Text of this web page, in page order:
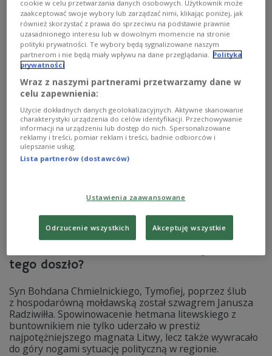
znosił dawniej" - pisał hetman Janusz Radziwiłł do
swojego stryjecznego brata Bogusława po rozpoczęciu
rozmów ze Szwedami latem 1655 roku. Już wówczas
nieprzychylni zarzucali mu zdradę i przygotowywanie
antykrólewskiego spisku. Jaką w rzeczywistości rolę
odegrał Janusz Radziwiłł w czasie potopu szwedzkiego?
Zobacz więcej na temat:potop szwedzki historia Polski
Litwa
Henryk Sienkiewicz
tego doszło?
Syn Bohdana Chmielnickiego, Tymofiej, poprzez ślub
z hospodarówną mołdawską został szwagrem Janusza
Radziwiłła. Spowinowacenie hetmana litewskiego z
buntownikiem nie tylko uderzało w prestiż
najpotężniejszego magnata Litwy, lecz także wywracało
do góry nogami sytuację polityczną w regionie.
cookie w celu przetwarzania danych osobowych. Użytkownik może
zaakceptować swoje wybory lub zarządzać nimi, klikając poniżej, jak
również skorzystać z prawa do sprzeciwu na podstawie prawnie
uzasadnionego interesu lub w dowolnym momencie na stronie
polityki prywatności. Te wybory będą sygnalizowane naszym
partnerom i nie będą miały wpływu na dane przeglądania. Polityka
prywatności
Wraz z naszymi partnerami przetwarzamy dane w
celu zapewnienia:
Użycie dokładnych danych geolokalizacyjnych. Aktywne skanowanie
charakterystyki urządzenia do celów identyfikacji. Przechowywanie
informacji na urządzeniu lub dostęp do nich. Spersonalizowane
reklamy i treści, pomiar reklam i treści, badnie odbiorców i
ulepszanie usług.
Lista partnerów (dostawców)
Ustawienia zaawansowane
Odrzucenie wszystkich Akceptuję wszystkie